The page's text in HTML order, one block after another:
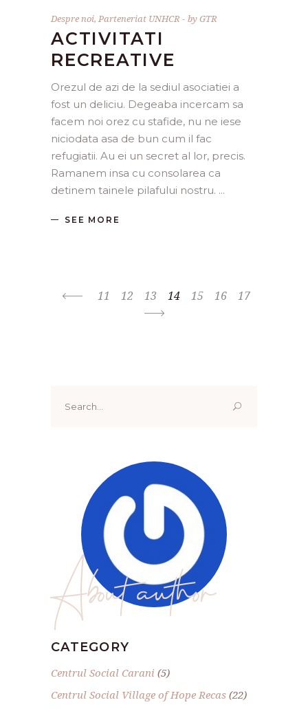
Despre noi, Parteneriat UNHCR byGTR
ACTIVITATI
RECREATIVE
Orezul de azi de la sediul asociatiei a
fost un deliciu. Degeaba incercam sa
facem noi orez cu stafide, nu ne iese
niciodata asa de bun cum il fac
refugiatii. Au ei un secret al lor, precis.
Ramanem insa cu consolarea ca
detinem tainele pilafului nostru.
SEE MORE
11 12 13 14 15 16 17
for:
About author
CATEGORY
Centrul Social Carani (5)
Centrul Social Village of Hope Recas (22)